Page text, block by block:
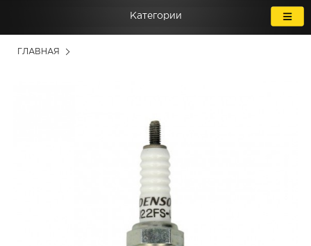
Категории
ГЛАВНАЯ